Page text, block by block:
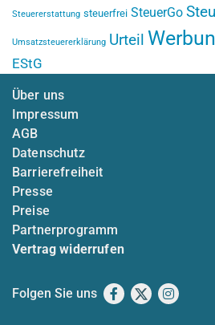
Steuererstattung steuerfrei SteuerGo
Umsatzsteuererklärung Urteil
EStG
Über uns
Impressum
AGB
Datenschutz
Barrierefreiheit
Presse
Preise
Partnerprogramm
Vertrag widerrufen
Folgen Sie uns Facebook
X